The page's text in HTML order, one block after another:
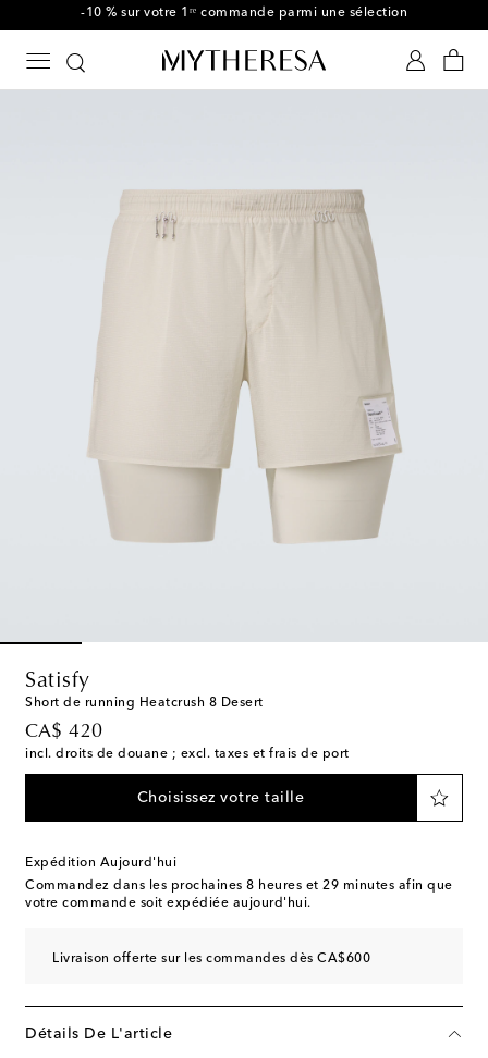
-10 % sur votre 1ʳᵉ commande parmi une sélection
Satisfy
Short de running Heatcrush 8 Desert
CA$ 420
original price
incl. droits de douane ; excl. taxes et frais de port
Choisissez votre taille
Expédition Aujourd'hui
Commandez dans les prochaines 8 heures et 29 minutes afin que
votre commande soit expédiée aujourd'hui.
Livraison offerte sur les commandes dès CA$600
Détails De L'article